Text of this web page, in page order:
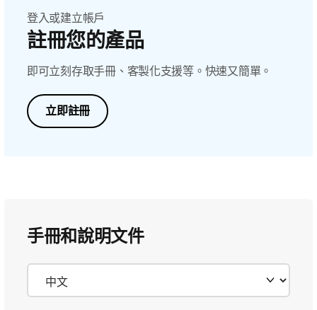
登入或建立帳戶
註冊您的產品
即可立刻存取手冊、客製化支援等。快速又簡單。
立即註冊
手冊和說明文件